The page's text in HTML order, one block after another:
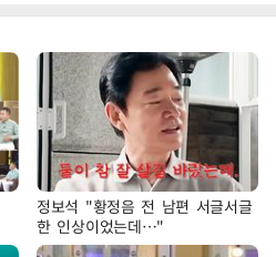
정보석 "황정음 전 남편 서글서글
한 인상이었는데…"